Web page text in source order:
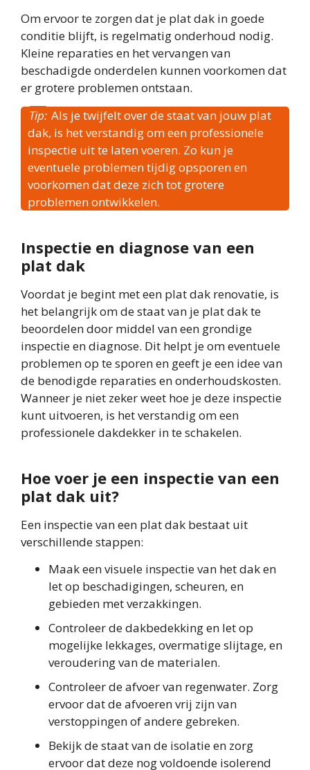
Om ervoor te zorgen dat je plat dak in goede
conditie blijft, is regelmatig onderhoud nodig.
Kleine reparaties en het vervangen van
beschadigde onderdelen kunnen voorkomen dat
er grotere problemen ontstaan.
Tip: Als je twijfelt over de staat van jouw plat
dak, is het verstandig om een professionele
inspectie uit te laten voeren. Zo kun je
eventuele problemen tijdig opsporen en
voorkomen dat deze zich tot grotere
problemen ontwikkelen.
Inspectie en diagnose van een
plat dak
Voordat je begint met een plat dak renovatie, is
het belangrijk om de staat van je plat dak te
beoordelen door middel van een grondige
inspectie en diagnose. Dit helpt je om eventuele
problemen op te sporen en geeft je een idee van
de benodigde reparaties en onderhoudskosten.
Wanneer je niet zeker weet hoe je deze inspectie
kunt uitvoeren, is het verstandig om een
professionele dakdekker in te schakelen.
Hoe voer je een inspectie van een
plat dak uit?
Een inspectie van een plat dak bestaat uit
verschillende stappen:
Maak een visuele inspectie van het dak en
let op beschadigingen, scheuren, en
gebieden met verzakkingen.
Controleer de dakbedekking en let op
mogelijke lekkages, overmatige slijtage, en
veroudering van de materialen.
Controleer de afvoer van regenwater. Zorg
ervoor dat de afvoeren vrij zijn van
verstoppingen of andere gebreken.
Bekijk de staat van de isolatie en zorg
ervoor dat deze nog voldoende isolerend